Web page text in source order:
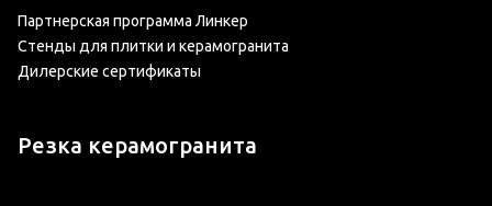
Партнерская программа Линкер
Стенды для плитки и керамогранита
Дилерские сертификаты
Резка керамогранита